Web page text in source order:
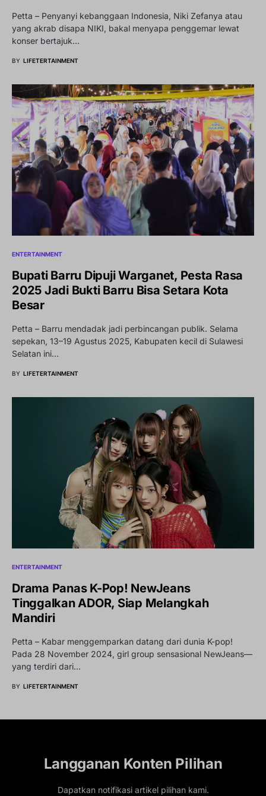
Petta – Penyanyi kebanggaan Indonesia, Niki Zefanya atau
yang akrab disapa NIKI, bakal menyapa penggemar lewat
konser bertajuk…
BY LIFETERTAINMENT
ENTERTAINMENT
Bupati Barru Dipuji Warganet, Pesta Rasa
2025 Jadi Bukti Barru Bisa Setara Kota
Besar
Petta – Barru mendadak jadi perbincangan publik. Selama
sepekan, 13–19 Agustus 2025, Kabupaten kecil di Sulawesi
Selatan ini…
BY LIFETERTAINMENT
ENTERTAINMENT
Drama Panas K-Pop! NewJeans
Tinggalkan ADOR, Siap Melangkah
Mandiri
Petta – Kabar menggemparkan datang dari dunia K-pop!
Pada 28 November 2024, girl group sensasional NewJeans—
yang terdiri dari…
BY LIFETERTAINMENT
Langganan Konten Pilihan
Dapatkan notifikasi artikel pilihan kami.